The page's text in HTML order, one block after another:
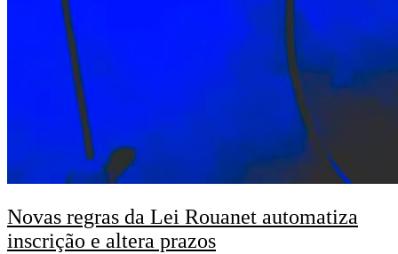
Novas regras da Lei Rouanet automatiza
inscrição e altera prazos